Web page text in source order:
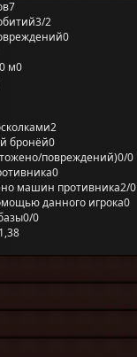
7
3/2
0
м0
2
бронёй0
повреждений)0/0
0
машин противника2/0
данного игрока0
0/0
1,38